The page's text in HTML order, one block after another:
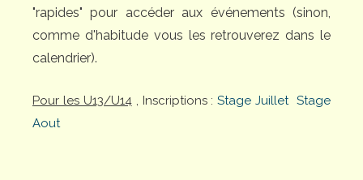
"rapides" pour accéder aux événements (sinon,
comme d'habitude vous les retrouverez dans le
calendrier).
Pour les U13/U14, Inscriptions :Stage Juillet Stage
Aout